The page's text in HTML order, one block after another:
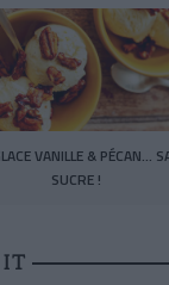
VANILLE & PÉCAN…
SUCRE !
IT